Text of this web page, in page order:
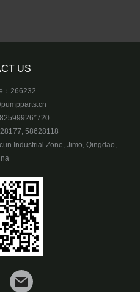
US
：266232
58628118
Industrial Zone, Jimo, Qingdao,